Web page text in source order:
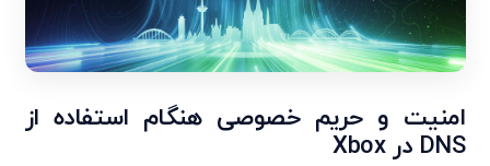
امنیت و حریم خصوصی هنگام استفاده از
DNS در Xbox